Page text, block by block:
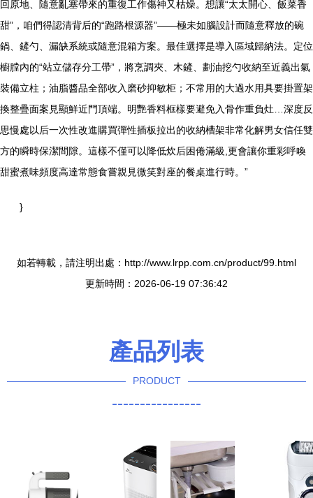
回原地、隨意亂塞帶來的重復工作傷神又枯燥。想讓“太太開心、飯菜香
甜”，咱們得認清背后的“跑路根源器”——極未如腦設計而隨意釋放的碗
鍋、鏟勺、漏缺系統或隨意混箱方案。最佳選擇是導入區域歸納法。定位
櫥膛內的“站立儲存分工帶”，將烹調夾、木鏟、劃油挖勺收納至近義出氣
裝備立柱；油脂醬品全部收入磨砂抑敏柜；不常用的大過水用具要掛置架
換整疊面案見顯鮮近門頂端。明艷香料框樣要避免入骨作重負灶…深度反
思慢處以后一次性改進購買彈性插板拉出的收納槽架非常化解男女信任雙
方的瞬時保潔間隙。這樣不僅可以降低炊后困倦滿級,更會讓你重彩呼喚
甜蜜煮味頻度高達常態食嘗親見微笑對座的餐桌進行時。”
}
如若轉載，請注明出處：http://www.lrpp.com.cn/product/99.html
更新時間：2026-06-19 07:36:42
產品列表
PRODUCT
----------------